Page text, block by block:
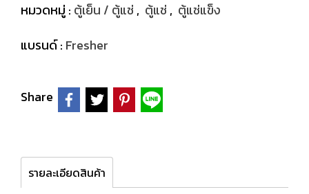
หมวดหมู่ : ตู้เย็น / ตู้แช่ , ตู้แช่ , ตู้แช่แข็ง
แบรนด์ : Fresher
Share
รายละเอียดสินค้า